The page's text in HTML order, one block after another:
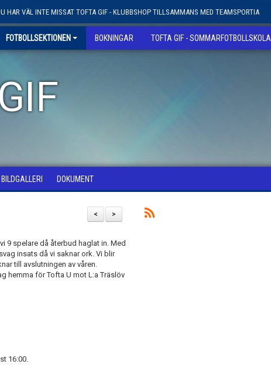
HAR VÄL INTE MISSAT TOFTA GIF - KLUBBSHOP TILLSAMMANS MED TEAMSPORTIA
FOTBOLLSEKTIONEN BOKNINGAR TOFTA GIF - SOMMARFOTBOLLSKOLA
BILDGALLERI DOKUMENT
>
<
9 spelare då återbud haglat in. Med
insats då vi saknar ork. Vi blir
till avslutningen av våren.
hemma för Tofta U mot L:a Träslöv
16:00.